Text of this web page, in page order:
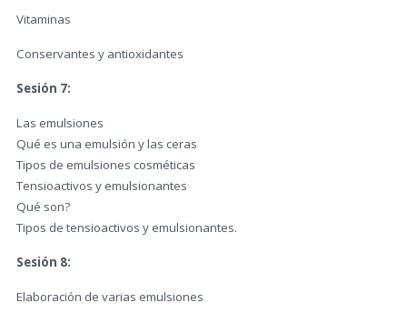
Vitaminas
Conservantes y antioxidantes
Sesión 7:
Las emulsiones
Qué es una emulsión y las ceras
Tipos de emulsiones cosméticas
Tensioactivos y emulsionantes
Qué son?
Tipos de tensioactivos y emulsionantes.
Sesión 8:
Elaboración de varias emulsiones